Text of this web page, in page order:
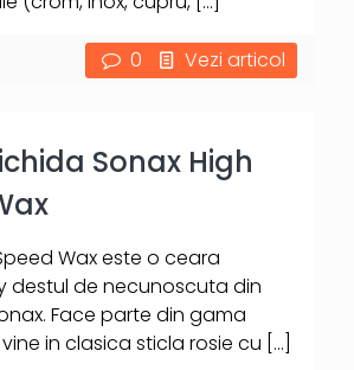
0 Vezi articol
Sonax High
Wax este o ceara
destul de necunoscuta din
Face parte din gama
in clasica sticla rosie cu […]